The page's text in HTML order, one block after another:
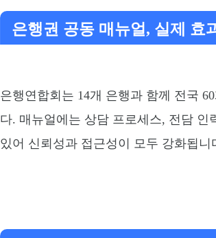
은행권 공동 매뉴얼, 실제 효
은행연합회는 14개 은행과 함께 전국
다. 매뉴얼에는 상담 프로세스, 전담 인
있어 신뢰성과 접근성이 모두 강화됩니